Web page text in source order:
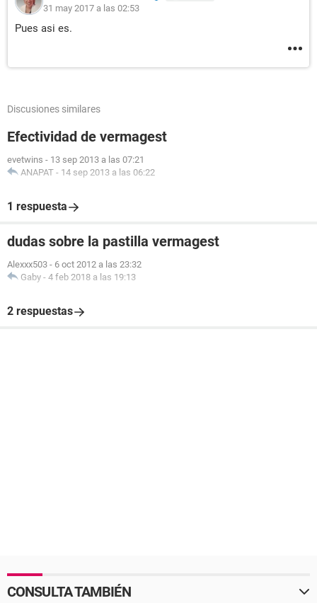
31 may 2017 a las 02:53
Pues asi es.
Discusiones similares
Efectividad de vermagest
evetwins - 13 sep 2013 a las 07:21
ANAPAT - 14 sep 2013 a las 06:22
1 respuesta
dudas sobre la pastilla vermagest
Alexxx503 - 6 oct 2012 a las 23:32
Gaby - 4 feb 2018 a las 19:13
2 respuestas
CONSULTA TAMBIÉN